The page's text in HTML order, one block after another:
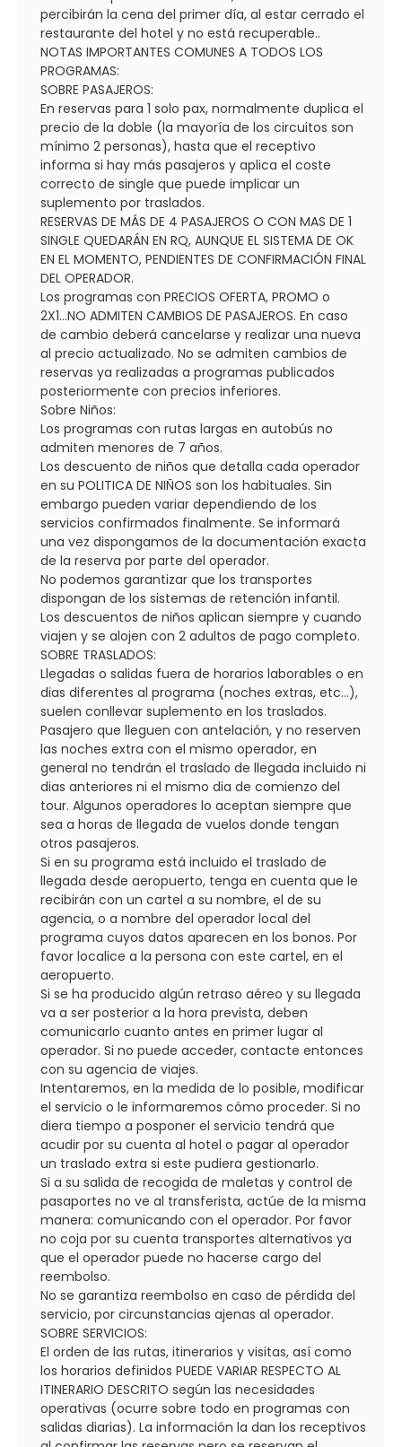
percibirán la cena del primer día, al estar cerrado el
restaurante del hotel y no está recuperable..
NOTAS IMPORTANTES COMUNES A TODOS LOS
PROGRAMAS:
SOBRE PASAJEROS:
En reservas para 1 solo pax, normalmente duplica el
precio de la doble (la mayoría de los circuitos son
mínimo 2 personas), hasta que el receptivo
informa si hay más pasajeros y aplica el coste
correcto de single que puede implicar un
suplemento por traslados.
RESERVAS DE MÁS DE 4 PASAJEROS O CON MAS DE 1
SINGLE QUEDARÁN EN RQ, AUNQUE EL SISTEMA DE OK
EN EL MOMENTO, PENDIENTES DE CONFIRMACIÓN FINAL
DEL OPERADOR.
Los programas con PRECIOS OFERTA, PROMO o
2X1...NO ADMITEN CAMBIOS DE PASAJEROS. En caso
de cambio deberá cancelarse y realizar una nueva
al precio actualizado. No se admiten cambios de
reservas ya realizadas a programas publicados
posteriormente con precios inferiores.
Sobre Niños:
Los programas con rutas largas en autobús no
admiten menores de 7 años.
Los descuento de niños que detalla cada operador
en su POLITICA DE NIÑOS son los habituales. Sin
embargo pueden variar dependiendo de los
servicios confirmados finalmente. Se informará
una vez dispongamos de la documentación exacta
de la reserva por parte del operador.
No podemos garantizar que los transportes
dispongan de los sistemas de retención infantil.
Los descuentos de niños aplican siempre y cuando
viajen y se alojen con 2 adultos de pago completo.
SOBRE TRASLADOS:
Llegadas o salidas fuera de horarios laborables o en
dias diferentes al programa (noches extras, etc...),
suelen conllevar suplemento en los traslados.
Pasajero que lleguen con antelación, y no reserven
las noches extra con el mismo operador, en
general no tendrán el traslado de llegada incluido ni
dias anteriores ni el mismo dia de comienzo del
tour. Algunos operadores lo aceptan siempre que
sea a horas de llegada de vuelos donde tengan
otros pasajeros.
Si en su programa está incluido el traslado de
llegada desde aeropuerto, tenga en cuenta que le
recibirán con un cartel a su nombre, el de su
agencia, o a nombre del operador local del
programa cuyos datos aparecen en los bonos. Por
favor localice a la persona con este cartel, en el
aeropuerto.
Si se ha producido algún retraso aéreo y su llegada
va a ser posterior a la hora prevista, deben
comunicarlo cuanto antes en primer lugar al
operador. Si no puede acceder, contacte entonces
con su agencia de viajes.
Intentaremos, en la medida de lo posible, modificar
el servicio o le informaremos cómo proceder. Si no
diera tiempo a posponer el servicio tendrá que
acudir por su cuenta al hotel o pagar al operador
un traslado extra si este pudiera gestionarlo.
Si a su salida de recogida de maletas y control de
pasaportes no ve al transferista, actúe de la misma
manera: comunicando con el operador. Por favor
no coja por su cuenta transportes alternativos ya
que el operador puede no hacerse cargo del
reembolso.
No se garantiza reembolso en caso de pérdida del
servicio, por circunstancias ajenas al operador.
SOBRE SERVICIOS:
El orden de las rutas, itinerarios y visitas, así como
los horarios definidos PUEDE VARIAR RESPECTO AL
ITINERARIO DESCRITO según las necesidades
operativas (ocurre sobre todo en programas con
salidas diarias). La información la dan los receptivos